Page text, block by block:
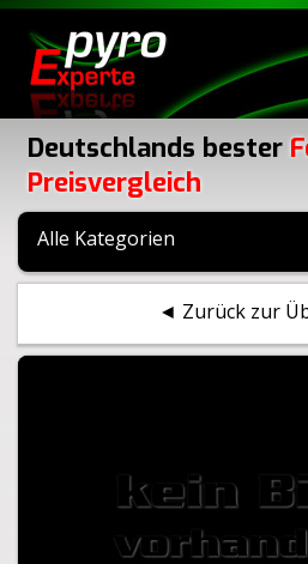
Deutschlands bester
Preisvergleich
Alle Kategorien
◄ Zurück zur